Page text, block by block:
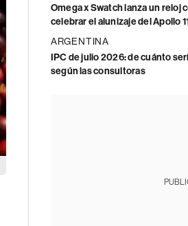
Omega x Swatch lanza un reloj
celebrar el alunizaje del Apollo
ARGENTINA
IPC de julio 2026: de cuánto
según las consultoras